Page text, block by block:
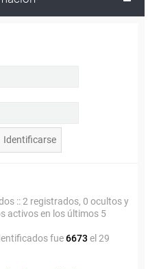
:: 2 registrados, 0 ocultos y
activos en los últimos 5
fue6673 el 29